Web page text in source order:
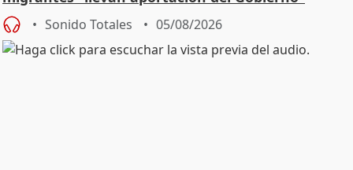
central
Sonido Totales 05/08/2026